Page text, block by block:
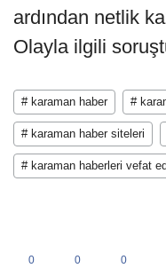
ardından netlik
Olayla ilgili
# karaman haber #
# karaman haber siteleri
# karaman haberleri vefat